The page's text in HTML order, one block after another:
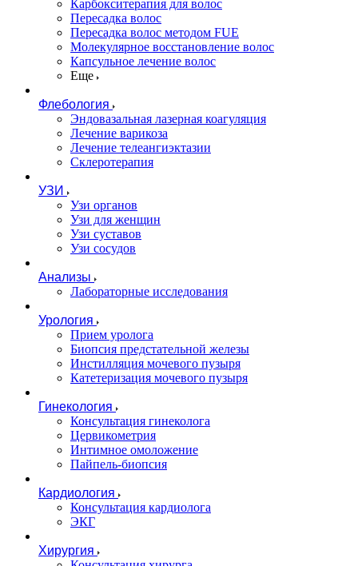
Карбокситерапия для волос
Пересадка волос
Пересадка волос методом FUE
Молекулярное восстановление волос
Капсульное лечение волос
Еще
Флебология
Эндовазальная лазерная коагуляция
Лечение варикоза
Лечение телеангиэктазии
Склеротерапия
УЗИ
Узи органов
Узи для женщин
Узи cуставов
Узи сосудов
Анализы
Лабораторные исследования
Урология
Прием уролога
Биопсия предстательной железы
Инстилляция мочевого пузыря
Катетеризация мочевого пузыря
Гинекология
Консультация гинеколога
Цервикометрия
Интимное омоложение
Пайпель-биопсия
Кардиология
Консультация кардиолога
ЭКГ
Хирургия